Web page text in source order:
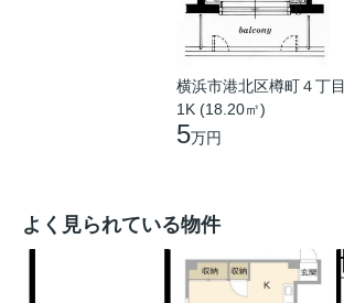
横浜市港北区樽町４丁目
1K (18.20㎡)
5万円
よく見られている物件